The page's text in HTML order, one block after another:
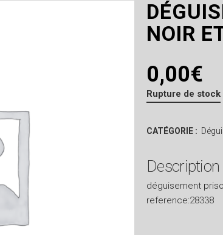
NOIR
0,00€
Rupture de stock
CATÉGORIE :
Description
déguisement
reference:28338